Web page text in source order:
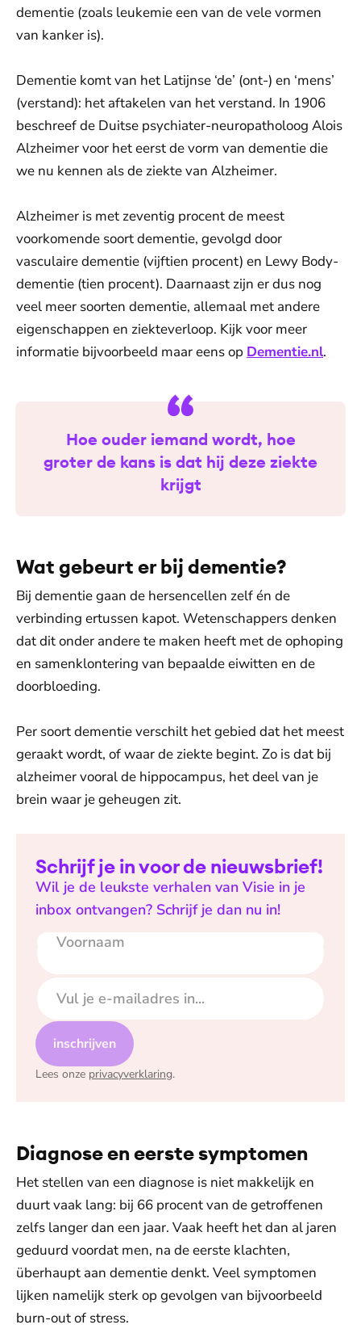
dementie (zoals leukemie een van de vele vormen
van kanker is).
Dementie komt van het Latijnse ‘de’ (ont-) en ‘mens’
(verstand): het aftakelen van het verstand. In 1906
beschreef de Duitse psychiater-neuropatholoog Alois
Alzheimer voor het eerst de vorm van dementie die
we nu kennen als de ziekte van Alzheimer.
Alzheimer is met zeventig procent de meest
voorkomende soort dementie, gevolgd door
vasculaire dementie (vijftien procent) en Lewy Body-
dementie (tien procent). Daarnaast zijn er dus nog
veel meer soorten dementie, allemaal met andere
eigenschappen en ziekteverloop. Kijk voor meer
informatie bijvoorbeeld maar eens op Dementie.nl.
Hoe ouder iemand wordt, hoe
groter de kans is dat hij deze ziekte
krijgt
Wat gebeurt er bij dementie?
Bij dementie gaan de hersencellen zelf én de
verbinding ertussen kapot. Wetenschappers denken
dat dit onder andere te maken heeft met de ophoping
en samenklontering van bepaalde eiwitten en de
doorbloeding.
Per soort dementie verschilt het gebied dat het meest
geraakt wordt, of waar de ziekte begint. Zo is dat bij
alzheimer vooral de hippocampus, het deel van je
brein waar je geheugen zit.
Schrijf je in voor de nieuwsbrief!
Wil je de leukste verhalen van Visie in je
inbox ontvangen? Schrijf je dan nu in!
Voornaam
E-mailadres
inschrijven
Lees onze privacyverklaring.
Diagnose en eerste symptomen
Het stellen van een diagnose is niet makkelijk en
duurt vaak lang: bij 66 procent van de getroffenen
zelfs langer dan een jaar. Vaak heeft het dan al jaren
geduurd voordat men, na de eerste klachten,
überhaupt aan dementie denkt. Veel symptomen
lijken namelijk sterk op gevolgen van bijvoorbeeld
burn-out of stress.